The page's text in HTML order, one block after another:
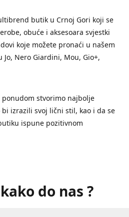
butik u Crnoj Gori koji se
obuće i aksesoara svjestki
koje možete pronaći u našem
Nero Giardini, Mou, Gio+,
ponudom stvorimo najbolje
bi izrazili svoj lični stil, kao i da se
ispune pozitivnom
do nas ?